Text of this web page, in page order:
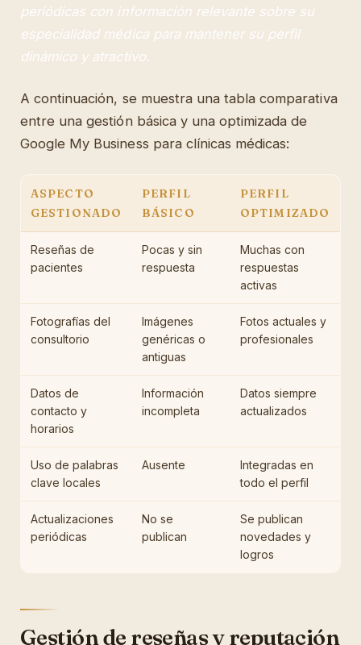
periódicas con información relevante sobre su
especialidad médica para mantener su perfil
dinámico y atractivo.
A continuación, se muestra una tabla comparativa
entre una gestión básica y una optimizada de
Google My Business para clínicas médicas:
ASPECTO
GESTIONADO
PERFIL
BÁSICO
PERFIL
OPTIMIZADO
Reseñas de
pacientes
Pocas y sin
respuesta
Muchas con
respuestas
activas
Fotografías del
consultorio
Imágenes
genéricas o
antiguas
Fotos actuales y
profesionales
Datos de
contacto y
horarios
Información
incompleta
Datos siempre
actualizados
Uso de palabras
clave locales
Ausente
Integradas en
todo el perfil
Actualizaciones
periódicas
No se
publican
Se publican
novedades y
logros
Gestión de reseñas y reputación